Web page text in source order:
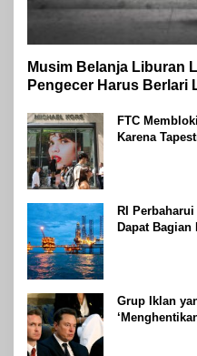
Musim Belanja Liburan
Pengecer Harus Berlari
FTC
Karena
RI
Dapat Bagian
Grup Iklan